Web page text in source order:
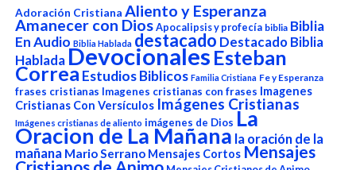
Adoración Cristiana Aliento y Esperanza
Amanecer con Dios Apocalipsis y profecía biblia Biblia
En Audio Biblia Hablada destacado Destacado Biblia
HabladaDevocionalesEsteban
Correa Estudios Biblicos Familia Cristiana Fe y Esperanza
frases cristianas Imagenes cristianas con frases Imagenes
Cristianas Con Versículos Imágenes Cristianas
Imágenes cristianas de aliento imágenes de Dios La
Oracion de La Mañana la oración de la
mañana Mario Serrano Mensajes Cortos Mensajes